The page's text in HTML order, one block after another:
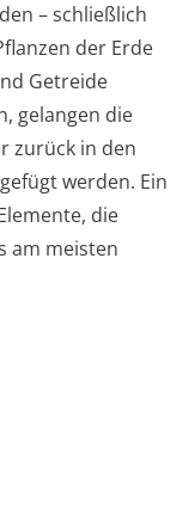
– schließlich
der Erde
Getreide
gelangen die
zurück in den
werden. Ein
die
am meisten